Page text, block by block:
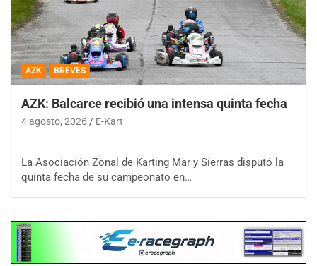
AZK BREVES
AZK: Balcarce recibió una intensa quinta fecha
4 agosto, 2026 E-Kart
La Asociación Zonal de Karting Mar y Sierras disputó la
quinta fecha de su campeonato en…